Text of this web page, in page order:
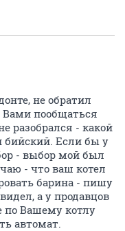
не обратил
пообщаться
разобрался - какой
бийский. Если бы у
- выбор мой был
- что ваш котел
барина - пишу
а у продавцов
по Вашему котлу
автомат.